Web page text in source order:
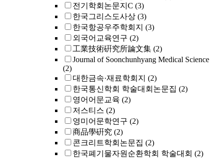
전기학회논문지C (3)
한국그리스도사상 (3)
한국항공우주학회지 (3)
외국어교육연구 (2)
工業技術硏究所論文集 (2)
Journal of Soonchunhyang Medical Science
(2)
대한금속·재료학회지 (2)
한국통신학회 학술대회논문집 (2)
영어어문교육 (2)
저스티스 (2)
영미어문학연구 (2)
商品學硏究 (2)
콘크리트학회논문집 (2)
한국폐기물자원순환학회 학술대회 (2)